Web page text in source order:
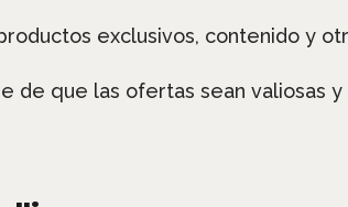
exclusivos, contenido y
de que las ofertas sean valiosas